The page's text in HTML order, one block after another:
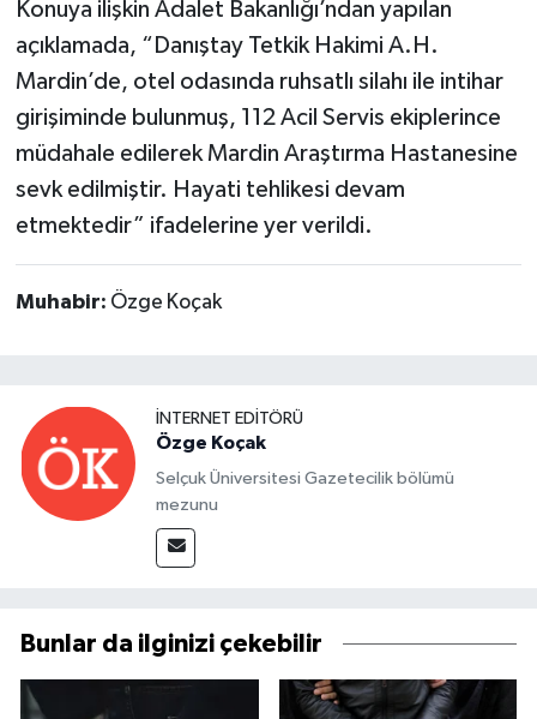
Konuya ilişkin Adalet Bakanlığı’ndan yapılan
açıklamada, “Danıştay Tetkik Hakimi A.H.
Mardin’de, otel odasında ruhsatlı silahı ile intihar
girişiminde bulunmuş, 112 Acil Servis ekiplerince
müdahale edilerek Mardin Araştırma Hastanesine
sevk edilmiştir. Hayati tehlikesi devam
etmektedir” ifadelerine yer verildi.
Muhabir: Özge Koçak
İNTERNET EDITÖRÜ
Özge Koçak
Selçuk Üniversitesi Gazetecilik bölümü
mezunu
Bunlar da ilginizi çekebilir